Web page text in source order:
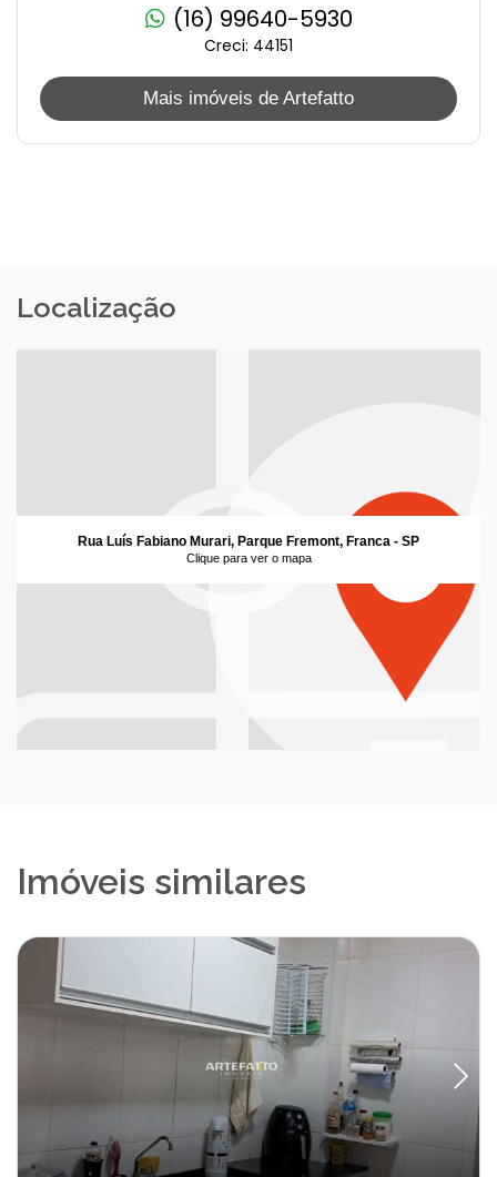
(16) 99640-5930
Creci: 44151
Mais imóveis de Artefatto
Localização
Rua Luís Fabiano Murari, Parque Fremont, Franca - SP
Clique para ver o mapa
Imóveis similares